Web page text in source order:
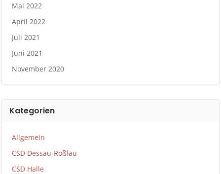
Mai 2022
April 2022
Juli 2021
Juni 2021
November 2020
Kategorien
Allgemein
CSD Dessau-Roßlau
CSD Halle